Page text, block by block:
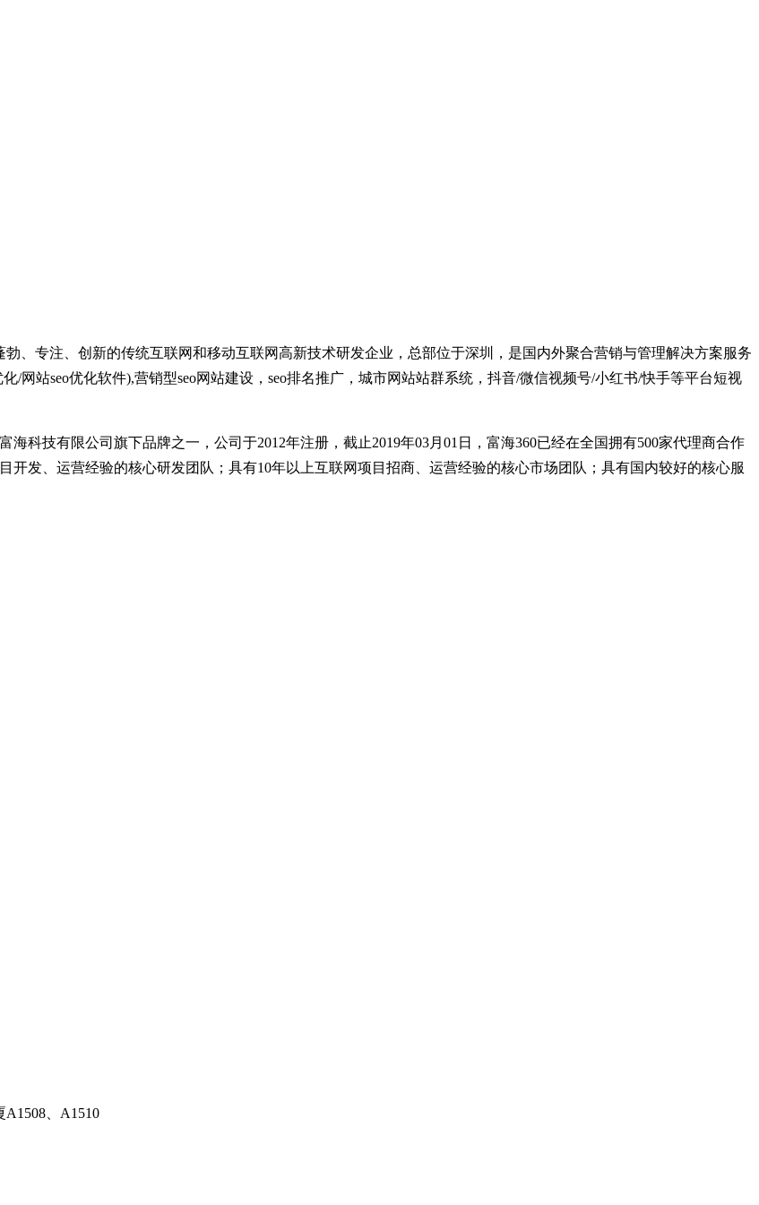
、专注、创新的传统互联网和移动互联网高新技术研发企业，总部位于深圳，是国内外聚合营销与管理解决方案服务
/网站seo优化软件),营销型seo网站建设，seo排名推广，城市网站站群系统，抖音/微信视频号/小红书/快手等平台短视
科技有限公司旗下品牌之一，公司于2012年注册，截止2019年03月01日，富海360已经在全国拥有500家代理商合作
开发、运营经验的核心研发团队；具有10年以上互联网项目招商、运营经验的核心市场团队；具有国内较好的核心服
、A1510